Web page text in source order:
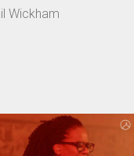
Wickham